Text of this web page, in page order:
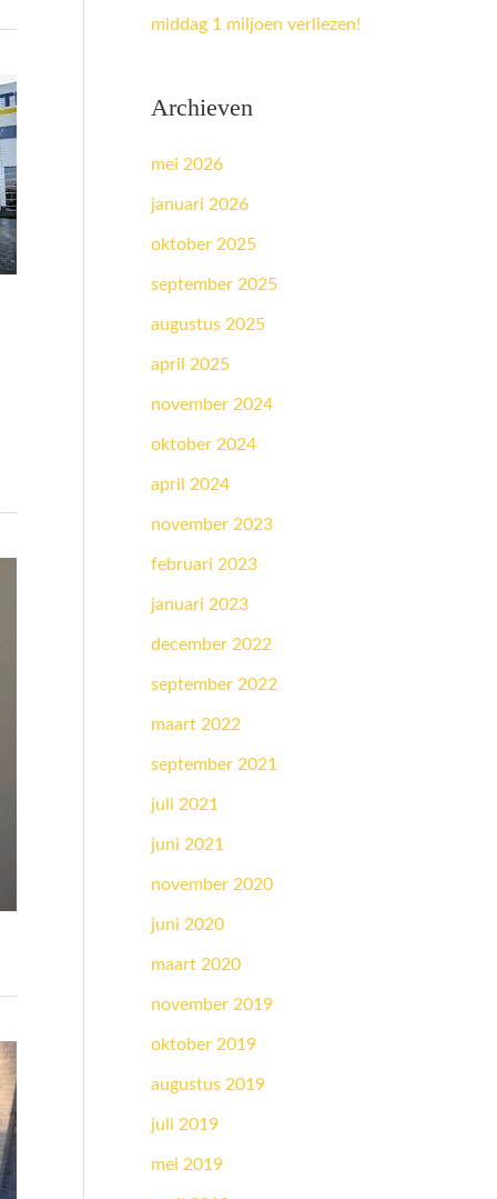
middag 1 miljoen verliezen!
Archieven
mei 2026
januari 2026
oktober 2025
september 2025
augustus 2025
april 2025
november 2024
oktober 2024
april 2024
november 2023
februari 2023
januari 2023
december 2022
september 2022
maart 2022
september 2021
juli 2021
juni 2021
november 2020
juni 2020
maart 2020
november 2019
oktober 2019
augustus 2019
juli 2019
mei 2019